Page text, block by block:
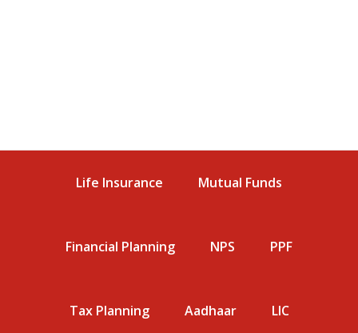
Life Insurance Mutual Funds
Financial Planning NPS PPF
Tax Planning Aadhaar LIC